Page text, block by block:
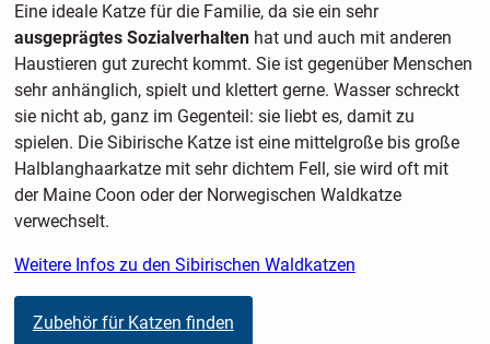
Eine ideale Katze für die Familie, da sie ein sehr
ausgeprägtes Sozialverhaltenhat und auch mit anderen
Haustieren gut zurecht kommt. Sie ist gegenüber Menschen
sehr anhänglich, spielt und klettert gerne. Wasser schreckt
sie nicht ab, ganz im Gegenteil: sie liebt es, damit zu
spielen. Die Sibirische Katze ist eine mittelgroße bis große
Halblanghaarkatze mit sehr dichtem Fell, sie wird oft mit
der Maine Coon oder der Norwegischen Waldkatze
verwechselt.
Weitere Infos zu den Sibirischen Waldkatzen
Zubehör für Katzen finden